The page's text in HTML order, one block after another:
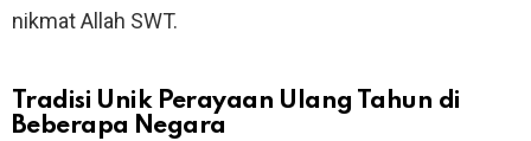
nikmat Allah SWT.
Tradisi Unik Perayaan Ulang Tahun di
Beberapa Negara